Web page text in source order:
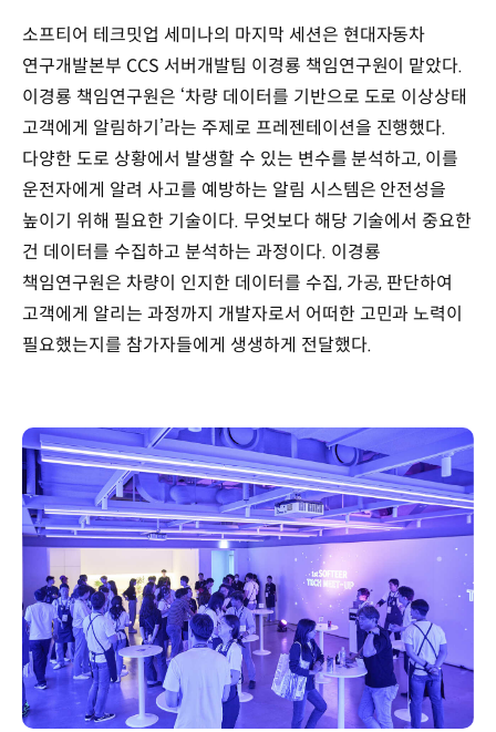
소프티어 테크밋업 세미나의 마지막 세션은 현대자동차
연구개발본부 CCS 서버개발팀 이경룡 책임연구원이 맡았다.
이경룡 책임연구원은 ‘차량 데이터를 기반으로 도로 이상상태
고객에게 알림하기’라는 주제로 프레젠테이션을 진행했다.
다양한 도로 상황에서 발생할 수 있는 변수를 분석하고, 이를
운전자에게 알려 사고를 예방하는 알림 시스템은 안전성을
높이기 위해 필요한 기술이다. 무엇보다 해당 기술에서 중요한
건 데이터를 수집하고 분석하는 과정이다. 이경룡
책임연구원은 차량이 인지한 데이터를 수집, 가공, 판단하여
고객에게 알리는 과정까지 개발자로서 어떠한 고민과 노력이
필요했는지를 참가자들에게 생생하게 전달했다.